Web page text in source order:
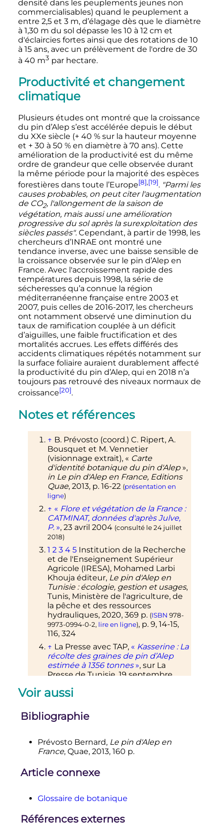
densité dans les peuplements jeunes non
commercialisables) quand le peuplement a
entre 2,5 et 3 m, d’élagage dès que le diamètre
à 1,30 m du sol dépasse les 10 à 12 cm et
d'éclaircies fortes ainsi que des rotations de 10
à 15 ans, avec un prélèvement de l'ordre de 30
à 40 m3 par hectare.
Productivité et changement
climatique
Plusieurs études ont montré que la croissance
du pin d’Alep s’est accélérée depuis le début
du XXe siècle (+ 40 % sur la hauteur moyenne
et + 30 à 50 % en diamètre à 70 ans). Cette
amélioration de la productivité est du même
ordre de grandeur que celle observée durant
la même période pour la majorité des espèces
forestières dans toute l’Europe[8],[19]. "Parmi les
causes probables, on peut citer l'augmentation
de CO2, l'allongement de la saison de
végétation, mais aussi une amélioration
progressive du sol après la surexploitation des
siècles passés". Cependant, à partir de 1998, les
chercheurs d’INRAE ont montré une
tendance inverse, avec une baisse sensible de
la croissance observée sur le pin d’Alep en
France. Avec l'accroissement rapide des
températures depuis 1998, la série de
sécheresses qu’a connue la région
méditerranéenne française entre 2003 et
2007, puis celles de 2016-2017, les chercheurs
ont notamment observé une diminution du
taux de ramification couplée à un déficit
d’aiguilles, une faible fructification et des
mortalités accrues. Les effets différés des
accidents climatiques répétés notamment sur
la surface foliaire auraient durablement affecté
la productivité du pin d’Alep, qui en 2018 n’a
toujours pas retrouvé des niveaux normaux de
croissance[20].
Notes et références
↑ B. Prévosto (coord.) C. Ripert, A.
Bousquet et M. Vennetier
(visionnage extrait), « Carte
d'identité botanique du pin d'Alep »,
in Le pin d'Alep en France, Editions
Quae, 2013, p. 16-22 (présentation en
ligne)
↑ « Flore et végétation de la France :
CATMINAT, données d'après Julve,
P. », 23 avril 2004 (consulté le24 juillet
2018)
1 2 3 4 5 Institution de la Recherche
et de l'Enseignement Supérieur
Agricole (IRESA), Mohamed Larbi
Khouja éditeur, Le pin d'Alep en
Tunisie : écologie, gestion et usages,
Tunis, Ministère de l'agriculture, de
la pêche et des ressources
hydrauliques, 2020, 369 p. (ISBN 978-
9973-0994-0-2, lire en ligne), p. 9, 14-15,
116, 324
↑ La Presse avec TAP, « Kasserine : La
récolte des graines de pin d’Alep
estimée à 1356 tonnes », sur La
Presse de Tunisie,19 septembre
↑L'Economiste
de graines de pin d'Alep à Béja
Leconomiste Maghrebin
septembre 2023)
↑« Options Méditerranéennes en
pin d'Alep en Tunisie
septembre 2023
France-métropolitaine
Voir aussi
Bibliographie
Prévosto Bernard, Le pin d'Alep en
France, Quae, 2013, 160 p.
Article connexe
Glossaire de botanique
Références externes